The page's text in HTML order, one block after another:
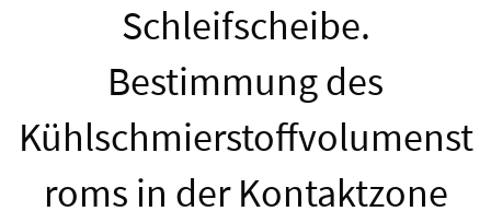
Schleifscheibe.
Bestimmung des
Kühlschmierstoffvolumenst
roms in der Kontaktzone